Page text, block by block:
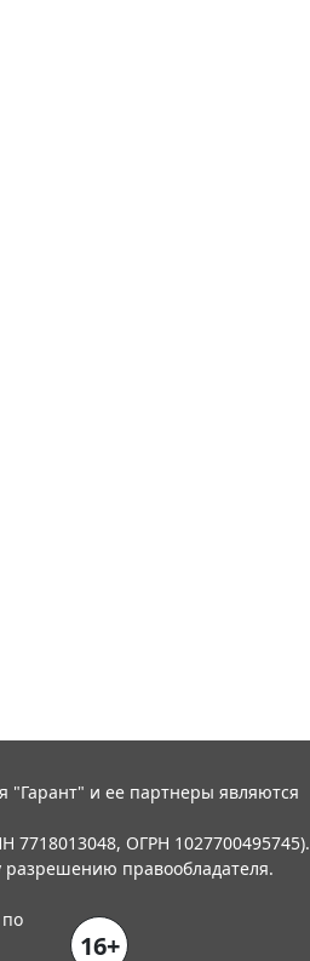
"Гарант" и ее партнеры являются
ОГРН 1027700495745).
разрешению правообладателя.
16+